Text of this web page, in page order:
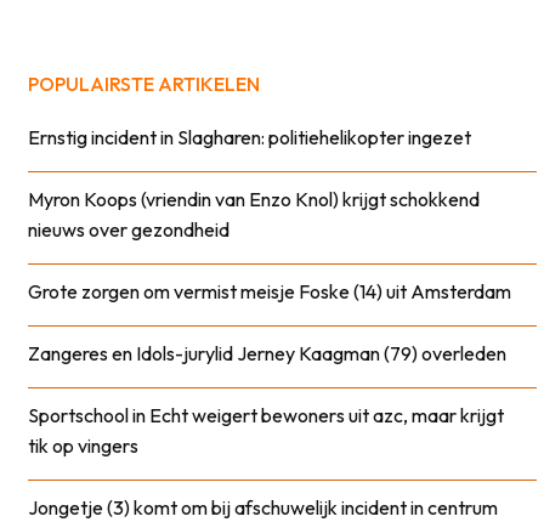
POPULAIRSTE ARTIKELEN
Ernstig incident in Slagharen: politiehelikopter ingezet
Myron Koops (vriendin van Enzo Knol) krijgt schokkend
nieuws over gezondheid
Grote zorgen om vermist meisje Foske (14) uit Amsterdam
Zangeres en Idols-jurylid Jerney Kaagman (79) overleden
Sportschool in Echt weigert bewoners uit azc, maar krijgt
tik op vingers
Jongetje (3) komt om bij afschuwelijk incident in centrum